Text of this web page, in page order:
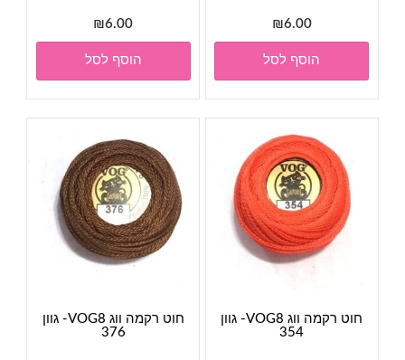
₪6.00
הוסף לסל
₪6.00
הוסף לסל
חוט רקמה ווג VOG8- גוון
354
חוט רקמה ווג VOG8- גוון
376